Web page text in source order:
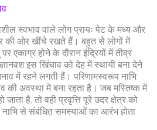
स्वभाव वाले लोग प्रायः पेट के मध्य और
की ओर खींचे रखते हैं। बहुत से लोगों में
एकाग्र होने के दौरान इंद्रियों में तीव्र
इस खिंचाव को देह में स्थायी बना देने
में रहने लगती हैं। परिणामस्वरूप नाभि
की अवस्था में बना रहता है। जब मस्तिष्क में
है, तो वही प्रवृत्ति पूरे उदर क्षेत्र को
से संबंधित समस्याओं का आरंभ होता